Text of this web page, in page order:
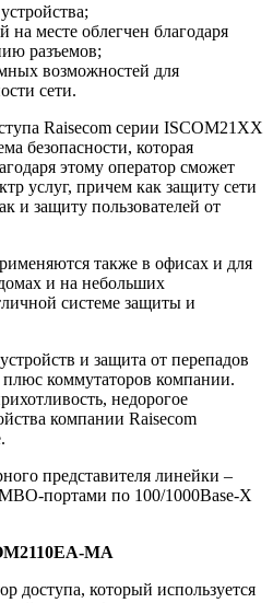
на месте облегчен благодаря
разъемов;
возможностей для
сети.
Raiseсom серии ISCOM21XX
безопасности, которая
этому оператор сможет
услуг, причем как защиту сети
и защиту пользователей от
также в офисах и для
и на небольших
системе защиты и
и защита от перепадов
коммутаторов компании.
недорогое
компании Raiseсom
представителя линейки –
портами по 100/1000Base-X
MA
доступа, который используется